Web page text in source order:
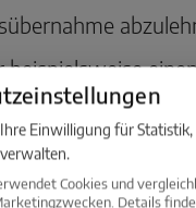
beispielsweise
Einwilligung für
Cookies und
Details